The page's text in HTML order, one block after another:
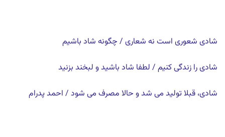
شادی شعوری است نه شعاری / چگونه شاد باشیم
شادی را زندگی کنیم / لطفا شاد باشید و لبخند بزنید
شادی، قبلا تولید می شد و حالا مصرف می شود / احمد پدرام